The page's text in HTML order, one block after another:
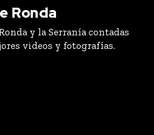
Ronda
y la Serranía contadas
videos y fotografías.